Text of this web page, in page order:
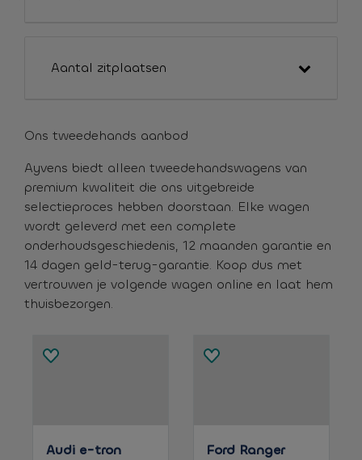
Aantal zitplaatsen
Ons tweedehands aanbod
Ayvens biedt alleen tweedehandswagens van
premium kwaliteit die ons uitgebreide
selectieproces hebben doorstaan. Elke wagen
wordt geleverd met een complete
onderhoudsgeschiedenis, 12 maanden garantie en
14 dagen geld-terug-garantie. Koop dus met
vertrouwen je volgende wagen online en laat hem
thuisbezorgen.
Audi e-tron Ford Ranger